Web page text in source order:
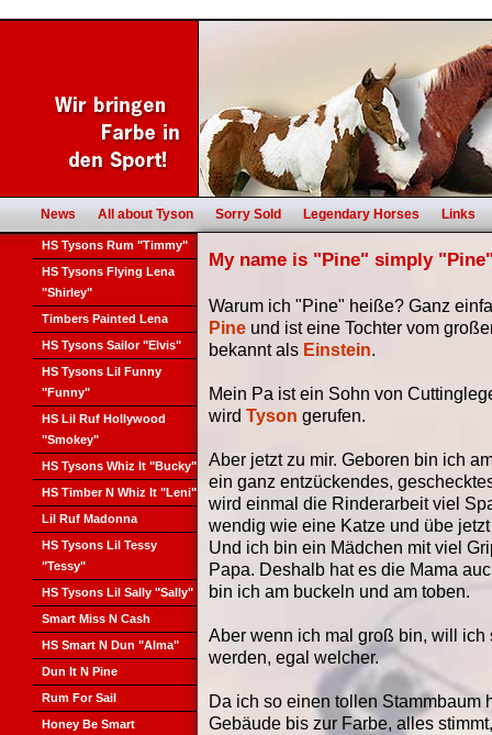
News All about Tyson Sorry Sold Legendary Horses Links
HS Tysons Rum "Timmy"
HS Tysons Flying Lena
"Shirley"
Timbers Painted Lena
HS Tysons Sailor "Elvis"
HS Tysons Lil Funny
"Funny"
HS Lil Ruf Hollywood
"Smokey"
HS Tysons Whiz It "Bucky"
HS Timber N Whiz It "Leni"
Lil Ruf Madonna
HS Tysons Lil Tessy
"Tessy"
HS Tysons Lil Sally "Sally"
Smart Miss N Cash
HS Smart N Dun "Alma"
Dun It N Pine
Rum For Sail
Honey Be Smart
My name is "Pine" simply
Warum ich "Pine" heiße? Ganz
Pine und ist eine Tochter vom
bekannt als Einstein.
Mein Pa ist ein Sohn von
wird Tyson gerufen.
Aber jetzt zu mir. Geboren bin ich
ein ganz entzückendes,
wird einmal die Rinderarbeit viel
wendig wie eine Katze und übe
Und ich bin ein Mädchen mit viel
Papa. Deshalb hat es die Mama
bin ich am buckeln und am toben.
Aber wenn ich mal groß bin, will
werden, egal welcher.
Da ich so einen tollen Stammbaum
Gebäude bis zur Farbe, alles